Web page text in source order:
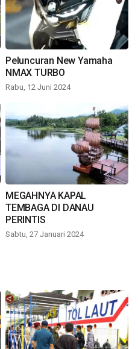
Peluncuran New Yamaha
NMAX TURBO
Rabu, 12 Juni 2024
MEGAHNYA KAPAL
TEMBAGA DI DANAU
PERINTIS
Sabtu, 27 Januari 2024